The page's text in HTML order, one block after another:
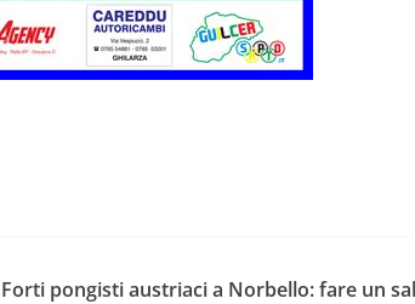
Forti pongisti austriaci a Norbello: fare un